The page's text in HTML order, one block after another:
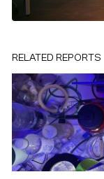
RELATED REPORTS